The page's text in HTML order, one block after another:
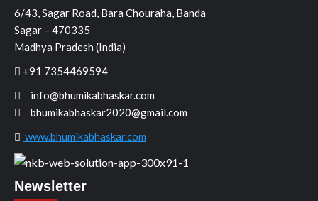
6/43, Sagar Road, Bara Chouraha, Banda
Sagar – 470335
Madhya Pradesh (India)
+91 7354469594
info@bhumikabhaskar.com
bhumikabhaskar2020@gmail.com
www.bhumikabhaskar.com
Newsletter